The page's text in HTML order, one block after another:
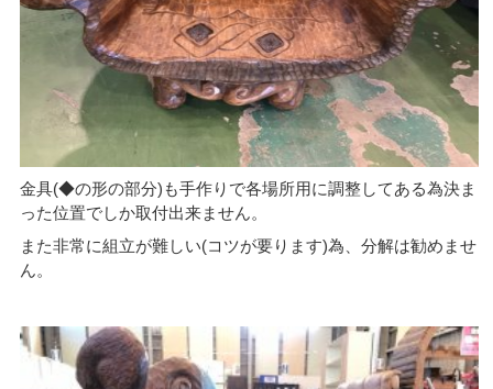
金具(◆の形の部分)も手作りで各場所用に調整してある為決ま
った位置でしか取付出来ません。
また非常に組立が難しい(コツが要ります)為、分解は勧めませ
ん。